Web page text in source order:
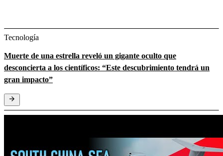
Tecnología
Muerte de una estrella reveló un gigante oculto que
desconcierta a los científicos: “Este descubrimiento tendrá un
gran impacto”